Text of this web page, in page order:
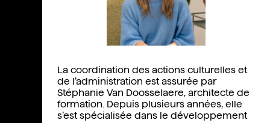
La coordination des actions culturelles et
de l’administration est assurée par
Stéphanie Van Doosselaere, architecte de
formation. Depuis plusieurs années, elle
s’est spécialisée dans le développement